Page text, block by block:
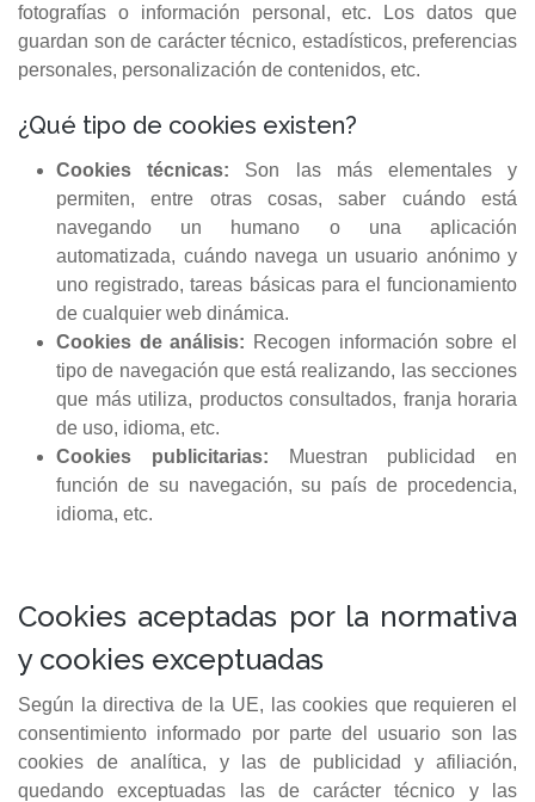
fotografías o información personal, etc. Los datos que
guardan son de carácter técnico, estadísticos, preferencias
personales, personalización de contenidos, etc.
¿Qué tipo de cookies existen?
Cookies técnicas: Son las más elementales y
permiten, entre otras cosas, saber cuándo está
navegando un humano o una aplicación
automatizada, cuándo navega un usuario anónimo y
uno registrado, tareas básicas para el funcionamiento
de cualquier web dinámica.
Cookies de análisis: Recogen información sobre el
tipo de navegación que está realizando, las secciones
que más utiliza, productos consultados, franja horaria
de uso, idioma, etc.
Cookies publicitarias: Muestran publicidad en
función de su navegación, su país de procedencia,
idioma, etc.
Cookies aceptadas por la normativa
y cookies exceptuadas
Según la directiva de la UE, las cookies que requieren el
consentimiento informado por parte del usuario son las
cookies de analítica, y las de publicidad y afiliación,
quedando exceptuadas las de carácter técnico y las